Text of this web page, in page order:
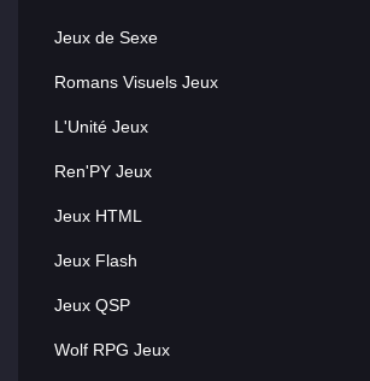
Jeux de Sexe
Romans Visuels Jeux
L'Unité Jeux
Ren'PY Jeux
Jeux HTML
Jeux Flash
Jeux QSP
Wolf RPG Jeux